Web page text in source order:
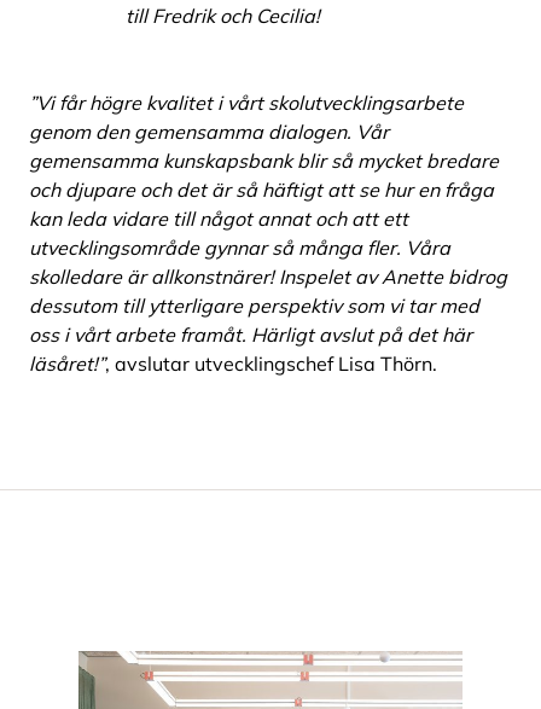
till Fredrik och Cecilia!
”Vi får högre kvalitet i vårt skolutvecklingsarbete
genom den gemensamma dialogen. Vår
gemensamma kunskapsbank blir så mycket bredare
och djupare och det är så häftigt att se hur en fråga
kan leda vidare till något annat och att ett
utvecklingsområde gynnar så många fler. Våra
skolledare är allkonstnärer! Inspelet av Anette bidrog
dessutom till ytterligare perspektiv som vi tar med
oss i vårt arbete framåt. Härligt avslut på det här
läsåret!”, avslutar utvecklingschef Lisa Thörn.